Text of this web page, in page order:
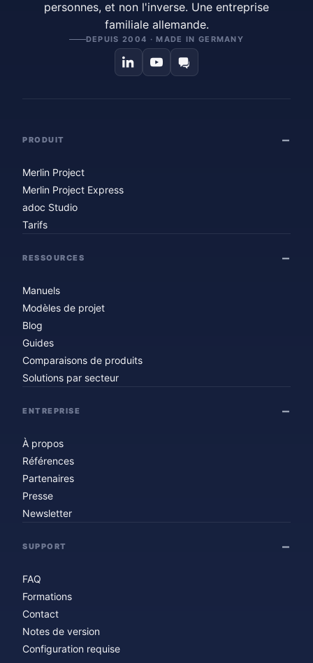
personnes, et non l'inverse. Une entreprise
familiale allemande.
DEPUIS 2004 · MADE IN GERMANY
PRODUIT
Merlin Project
Merlin Project Express
adoc Studio
Tarifs
RESSOURCES
Manuels
Modèles de projet
Blog
Guides
Comparaisons de produits
Solutions par secteur
ENTREPRISE
À propos
Références
Partenaires
Presse
Newsletter
SUPPORT
FAQ
Formations
Contact
Notes de version
Configuration requise